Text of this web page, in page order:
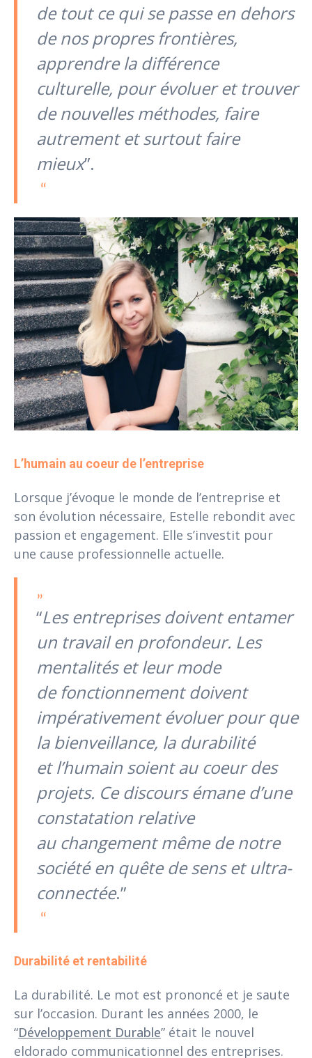
de tout ce qui se passe en dehors
de nos propres frontières,
apprendre la différence
culturelle, pour évoluer et trouver
de nouvelles méthodes, faire
autrement et surtout faire
mieux”.
L’humain au coeur de l’entreprise
Lorsque j’évoque le monde de l’entreprise et
son évolution nécessaire, Estelle rebondit avec
passion et engagement. Elle s’investit pour
une cause professionnelle actuelle.
“Les entreprises doivent entamer
un travail en profondeur. Les
mentalités et leur mode
defonctionnement doivent
impérativement évoluer pour que
la bienveillance, la durabilité
etl’humain soient au coeur des
projets. Ce discours émane d’une
constatation relative
au changement même de notre
société en quête de sens et ultra-
connectée.”
Durabilité et rentabilité
La durabilité. Le mot est prononcé et je saute
sur l’occasion. Durant les années 2000, le
“Développement Durable” était le nouvel
eldorado communicationnel des entreprises.